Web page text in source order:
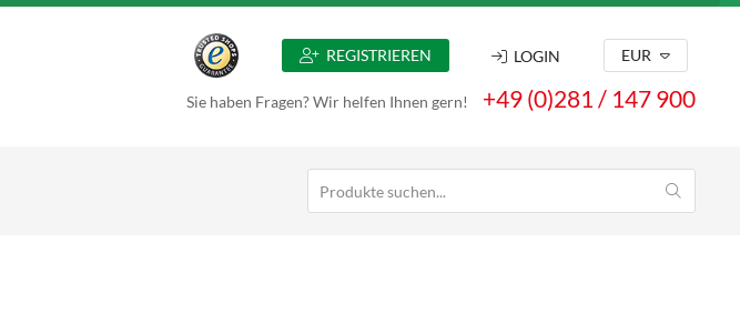
REGISTRIEREN LOGIN EUR
Sie haben Fragen? Wir helfen Ihnen gern! +49 (0)281 / 147 900